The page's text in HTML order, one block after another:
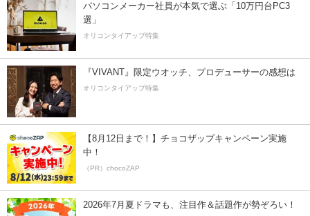
パソコンメーカー社員が本気で選ぶ「10万円台PC3
選」
オリコンタイアップ特集
『VIVANT』限定ウオッチ、プロデューサーの感想は
オリコンタイアップ特集
【8月12日まで！】チョコザップキャンペーン実施
中！
（PR）chocoZAP
2026年7月夏ドラマも、注目作＆話題作が勢ぞろい！